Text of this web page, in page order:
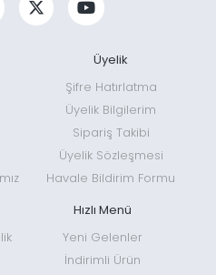
Üyelik
Şifre Hatırlatma
Üyelik Bilgilerim
Sipariş Takibi
Üyelik Sözleşmesi
Havale Bildirim Formu
Hızlı Menü
Yeni Gelenler
İndirimli Ürün